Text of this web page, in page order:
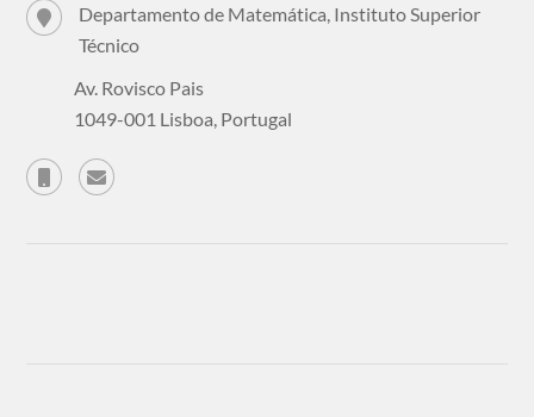
Departamento de Matemática, Instituto Superior
Técnico
Av. Rovisco Pais
1049-001 Lisboa, Portugal